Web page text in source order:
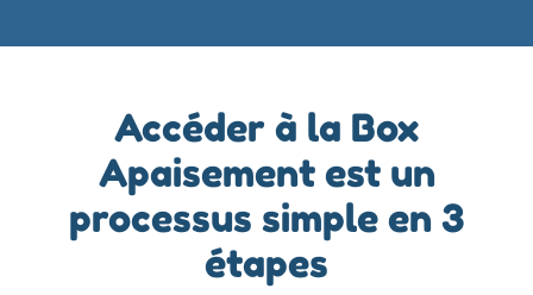
Accéder à la Box
Apaisement est un
processus simple en 3
étapes